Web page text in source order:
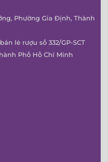
Phường Gia Định, Thành
lẻ rượu số 332/GP-SCT
Phố Hồ Chí Minh